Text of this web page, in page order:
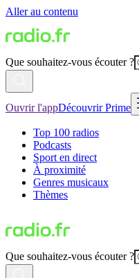
Aller au contenu
Que souhaitez-vous écouter ?
Ouvrir l'appDécouvrir Prime
Top 100 radios
Podcasts
Sport en direct
À proximité
Genres musicaux
Thèmes
Que souhaitez-vous écouter ?